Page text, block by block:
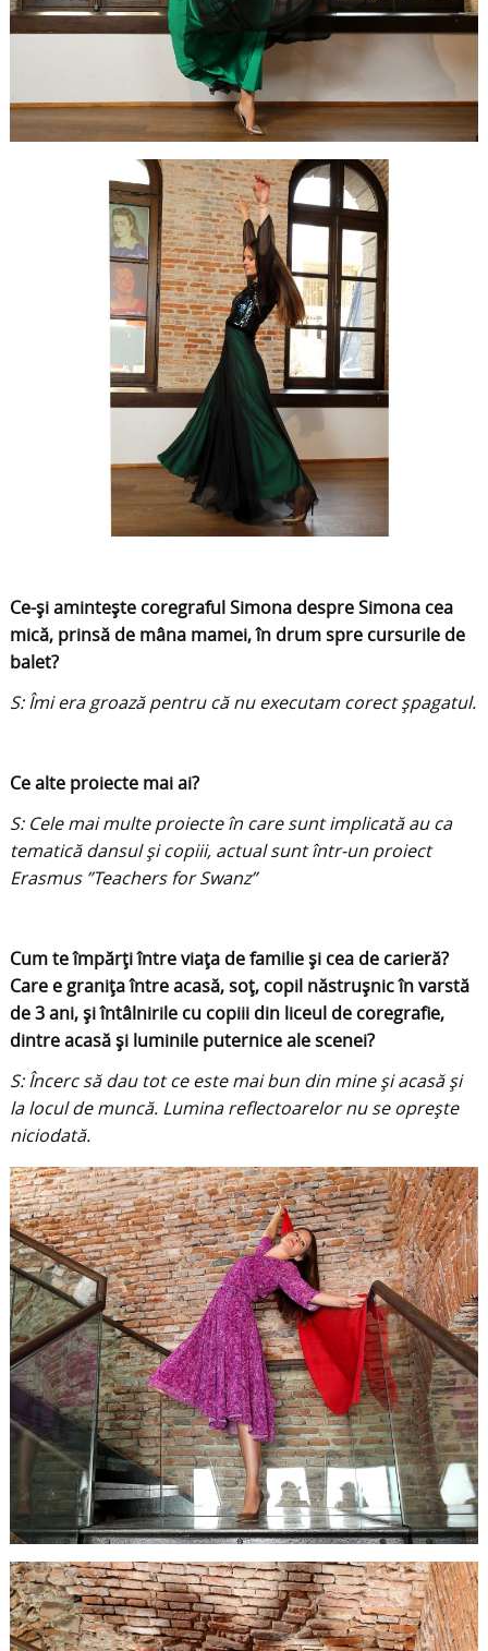
Ce-și amintește coregraful Simona despre Simona cea
mică, prinsă de mâna mamei, în drum spre cursurile de
balet?
S: Îmi era groază pentru că nu executam corect șpagatul.
Ce alte proiecte mai ai?
S: Cele mai multe proiecte în care sunt implicată au ca
tematică dansul și copiii, actual sunt într-un proiect
Erasmus ”Teachers for Swanz”
Cum te împărți între viața de familie și cea de carieră?
Care e granița între acasă, soț, copil năstrușnic în varstă
de 3 ani, și întâlnirile cu copiii din liceul de coregrafie,
dintre acasă și luminile puternice ale scenei?
S: Încerc să dau tot ce este mai bun din mine și acasă și
la locul de muncă. Lumina reflectoarelor nu se oprește
niciodată.